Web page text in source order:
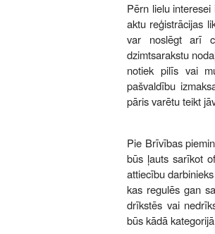
Pērn lielu
aktu reģistrācijas
var noslēgt arī
dzimtsarakstu
notiek pilīs vai
pašvaldību
pāris varētu teikt
Pie Brīvības
būs ļauts sarīkot
attiecību
kas regulēs gan
drīkstēs vai
būs kādā